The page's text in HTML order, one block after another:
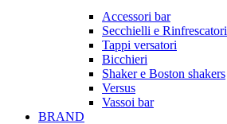
Accessori bar
Secchielli e Rinfrescatori
Tappi versatori
Bicchieri
Shaker e Boston shakers
Versus
Vassoi bar
BRAND